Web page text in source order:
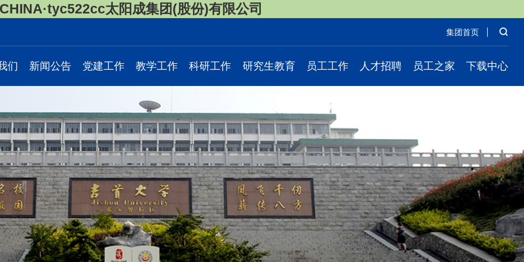
CHINA·tyc522cc太阳成集团(股份)有限公司
集团首页
们 新闻公告 党建工作 教学工作 科研工作 研究生教育 员工工作 人才招聘 员工之家 下载中心